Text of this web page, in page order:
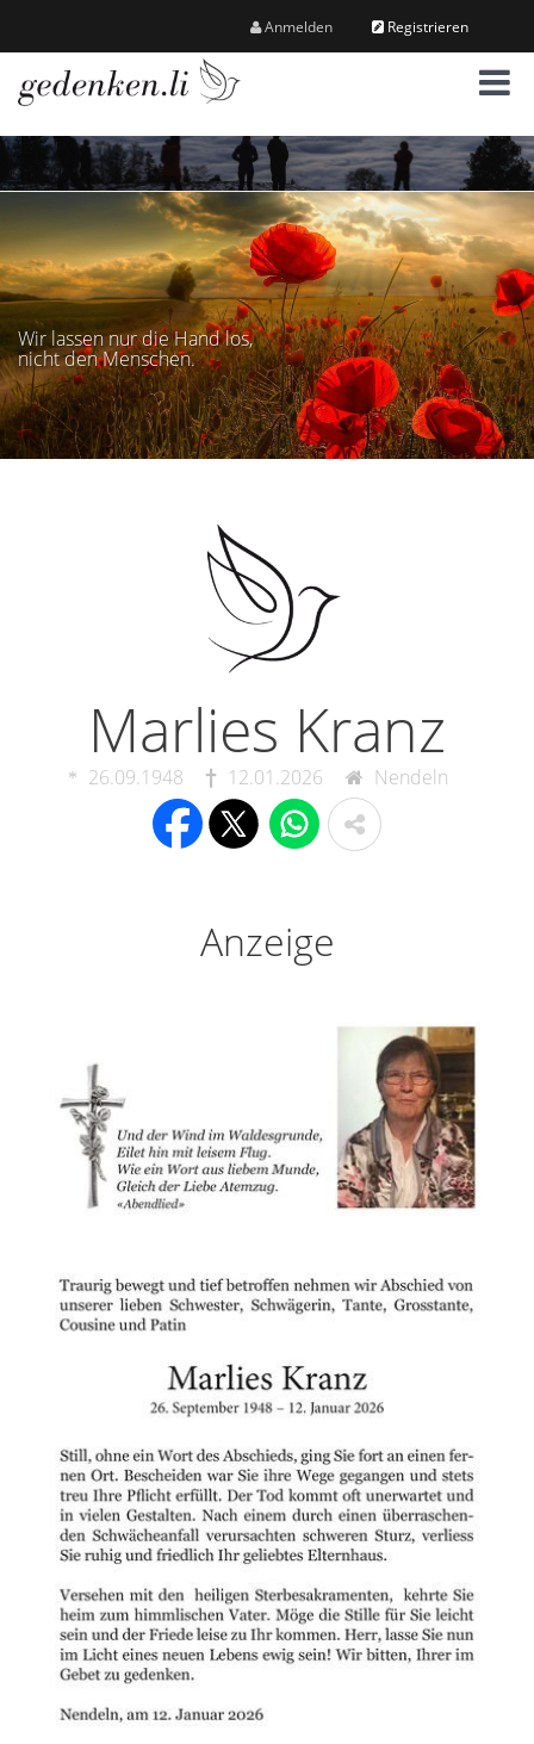
Anmelden Registrieren
M
e
n
ü
Wir lassen nur die Hand los,
nicht den Menschen.
Marlies Kranz
26.09.1948 12.01.2026 Nendeln
Anzeige